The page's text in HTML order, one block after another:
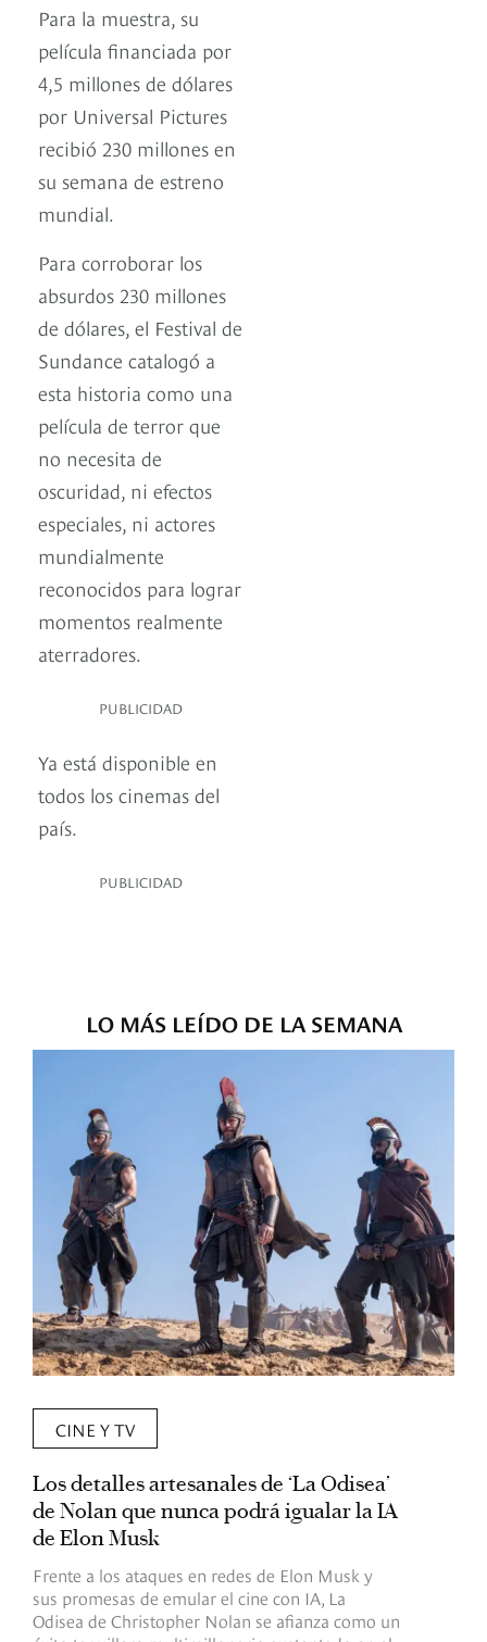
Para la muestra, su
película financiada por
4,5 millones de dólares
por Universal Pictures
recibió 230 millones en
su semana de estreno
mundial.
Para corroborar los
absurdos 230 millones
de dólares, el Festival de
Sundance catalogó a
esta historia como una
película de terror que
no necesita de
oscuridad, ni efectos
especiales, ni actores
mundialmente
reconocidos para lograr
momentos realmente
aterradores.
PUBLICIDAD
Ya está disponible en
todos los cinemas del
país.
PUBLICIDAD
LO MÁS LEÍDO DE LA SEMANA
CINE Y TV
Los detalles artesanales de ‘La Odisea’
de Nolan que nunca podrá igualar la IA
de Elon Musk
Frente a los ataques en redes de Elon Musk y
sus promesas de emular el cine con IA, La
Odisea de Christopher Nolan se afianza como un